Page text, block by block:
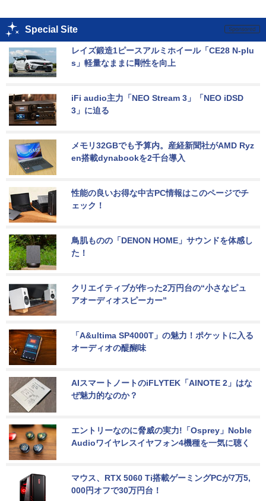
Special Site
レイズ鍛造1ピースアルミホイール「CE28 N-plu
s」軽量なままに剛性を向上
iFi audio主力「NEO Stream 3」「NEO iDSD
3」に迫る
メモリ32GBでも予算内。産経新聞社がAMD Ryz
en搭載dynabookを2千台導入
性能の良いお得な中古PC情報はこのページでチ
ェック！
鳥肌ものの「DENON HOME」サウンドを体感し
た！
クリエイティブが作った2万円台の“小さなピュ
アオーディオスピーカー”
「A&ultima SP4000T」の魅力！ポケットに入る
オーディオの醍醐味
AIスマートノートのiFLYTEK「AINOTE 2」はな
ぜ魅力的なのか？
エントリーなのに脅威の実力!「Osprey」Noble
Audioワイヤレスイヤフォン4機種を一気に聴く
マウス、RTX 5060 Ti搭載ゲーミングPCが7万5,
000円オフで30万円台！